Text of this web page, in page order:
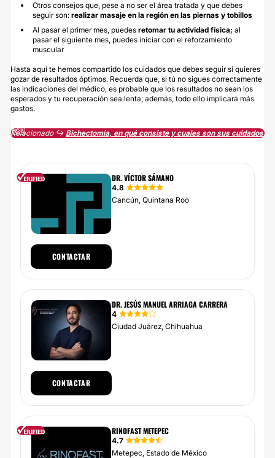
Otros consejos que, pese a no ser el área tratada y que debes
seguir son: realizar masaje en la región en las piernas y tobillos
Al pasar el primer mes, puedes retomar tu actividad física; al
pasar el siguiente mes, puedes iniciar con el reforzamiento
muscular
Hasta aquí te hemos compartido los cuidados que debes seguir si quieres
gozar de resultados óptimos. Recuerda que, si tú no sigues correctamente
las indicaciones del médico, es probable que los resultados no sean los
esperados y tu recuperación sea lenta; además, todo ello implicará más
gastos.
Relacionado ↪️ Bichectomia, en qué consiste y cuales son sus cuidados
DR. VÍCTOR SÁMANO
4.8
Cancún, Quintana Roo
CONTACTAR
DR. JESÚS MANUEL ARRIAGA CARRERA
4
Ciudad Juárez, Chihuahua
CONTACTAR
RINOFAST METEPEC
4.7
Metepec, Estado de México